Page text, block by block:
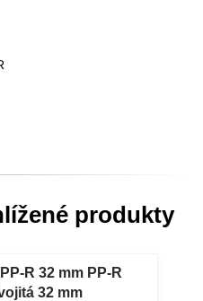
produkty
R 32 mm PP-R
32 mm